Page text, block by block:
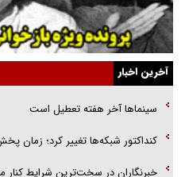
گفت‌وگو با آیت‌الله جاودان/ جفای
ارتقا می‌داد
راننده مست به قانون می‌خندد
همه آقای دوربینی شده‌ایم!
قصه ناتمام سرویس مدارس
آخرین اخبار
سینماها آخر هفته تعطیل است
کنداکتور شبکه‌ها تغییر کرد؛
خبرنگاران در سخت‌ترین شرایط کنار